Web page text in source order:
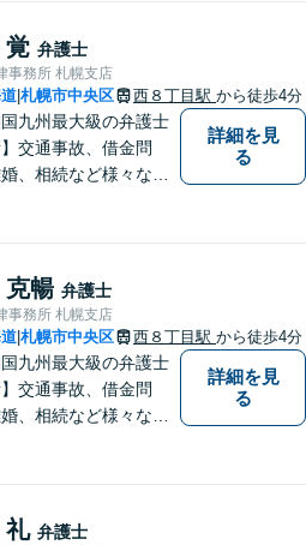
覚 弁護士
事務所 札幌支店
札幌市中央区 西８丁目駅 から徒歩4分
国九州最大級の弁護士
交通事故、借金問
、相続など様々な問
詳細を見
る
克暢 弁護士
事務所 札幌支店
札幌市中央区 西８丁目駅 から徒歩4分
国九州最大級の弁護士
交通事故、借金問
、相続など様々な問
詳細を見
る
礼 弁護士